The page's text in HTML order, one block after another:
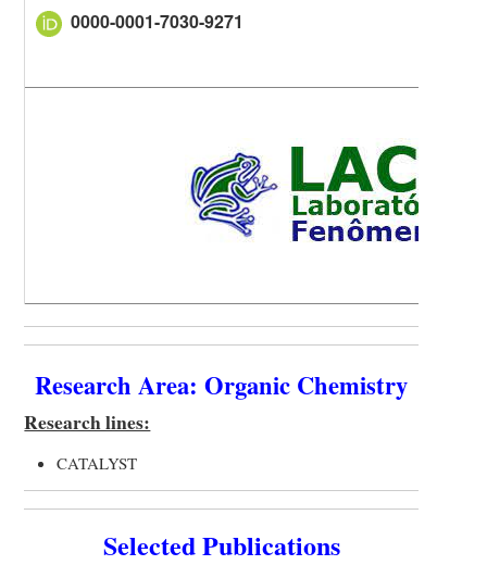
0000-0001-7030-9271
Research Area: Organic Chemistry
Research lines:
CATALYST
Selected Publications